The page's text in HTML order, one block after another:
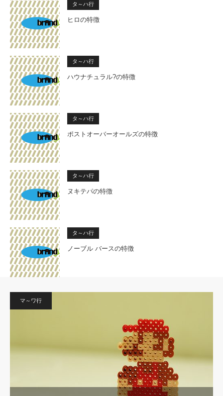
タ～ハ行
ヒロの特徴
タ～ハ行
ハウナチュラル?の特徴
タ～ハ行
ポストオーバーオールズの特徴
タ～ハ行
ヌキテパの特徴
タ～ハ行
ノーブル バースの特徴
マ～ワ行